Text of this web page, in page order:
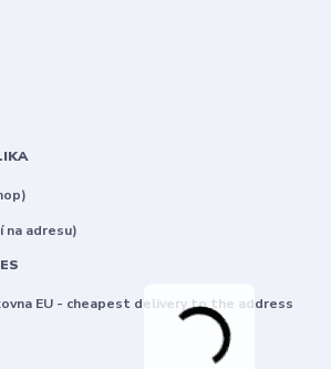
na adresu)
EU - cheapest delivery to the address